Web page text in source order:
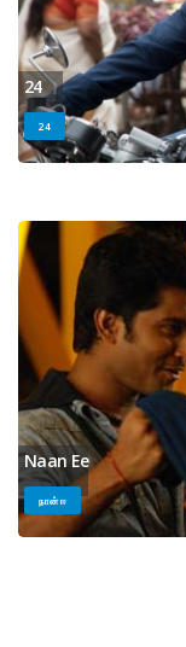
24
24
Naan Ee
நான் ஈ